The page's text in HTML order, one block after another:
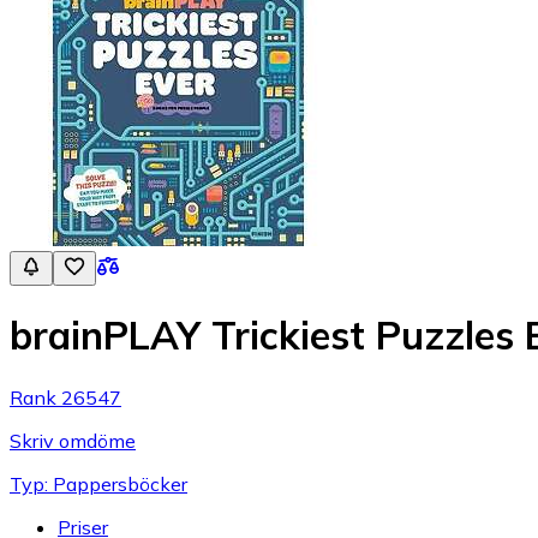
brainPLAY Trickiest Puzzles
Rank 26547
Skriv omdöme
Typ: Pappersböcker
Priser